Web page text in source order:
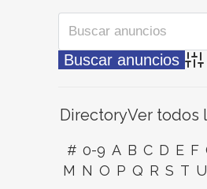
DirectoryVer todos
# 0-9 A B C D E F
M N O P Q R S T U